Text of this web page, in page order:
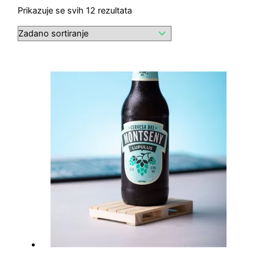
Prikazuje se svih 12 rezultata